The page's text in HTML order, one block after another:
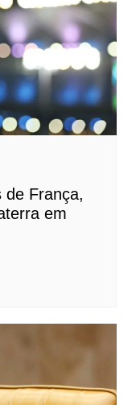
de França,
em